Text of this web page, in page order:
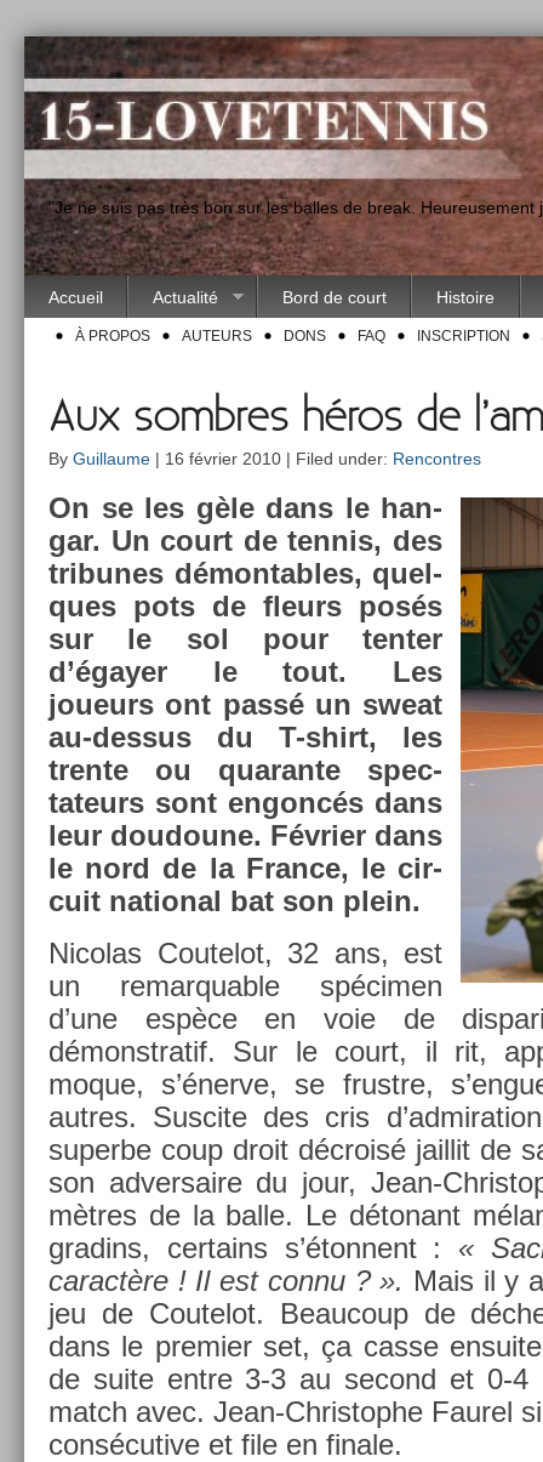
"Je ne suis pas très bon sur les balles de break.
Accueil Actualité Bord de court Histoire
À PROPOS AUTEURS DONS FAQ INSCRIPTION
Aux sombres héros de
By Guillaume | 16 février 2010 | Filed under: Rencontres
On se les gèle dans le han­
gar. Un court de ten­nis, des
tri­bunes démont­ables, quel­
ques pots de fleurs posés
sur le sol pour tent­er
d’égayer le tout. Les
joueurs ont passé un sweat
au-dessus du T-shirt, les
tren­te ou quaran­te spec­
tateurs sont en­goncés dans
leur doudoune. Février dans
le nord de la Fran­ce, le cir­
cuit nation­al bat son plein.
Nicolas Co­utelot, 32 ans, est
un re­mar­qu­able spécimen
d’une espèce en voie de
démonstratif. Sur le court, il rit,
moque, s’énerve, se frustre,
aut­res. Sus­cite des cris
super­be coup droit décroisé jail­lit de
son ad­versaire du jour, Jean-
mètres de la balle. Le détonant
gradins, cer­tains s’éton­nent : «
caractère ! Il est connu ? ». Mais il y
jeu de Co­utelot. Be­aucoup de
dans le pre­mi­er set, ça casse
de suite entre 3-3 au second et 0-4
match avec. Jean-Christophe Faurel
con­sécutive et file en fin­ale.